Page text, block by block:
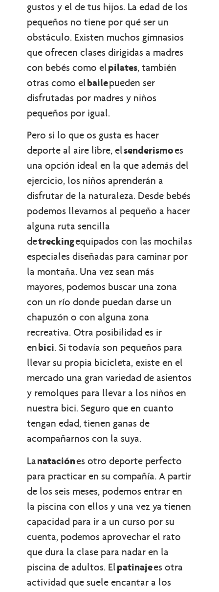
gustos y el de tus hijos. La edad de los
pequeños no tiene por qué ser un
obstáculo. Existen muchos gimnasios
que ofrecen clases dirigidas a madres
con bebés como elpilates, también
otras como elbailepueden ser
disfrutadas por madres y niños
pequeños por igual.
Pero si lo que os gusta es hacer
deporte al aire libre, elsenderismoes
una opción ideal en la que además del
ejercicio, los niños aprenderán a
disfrutar de la naturaleza. Desde bebés
podemos llevarnos al pequeño a hacer
alguna ruta sencilla
detreckingequipados con las mochilas
especiales diseñadas para caminar por
la montaña. Una vez sean más
mayores, podemos buscar una zona
con un río donde puedan darse un
chapuzón o con alguna zona
recreativa. Otra posibilidad es ir
enbici. Si todavía son pequeños para
llevar su propia bicicleta, existe en el
mercado una gran variedad de asientos
y remolques para llevar a los niños en
nuestra bici. Seguro que en cuanto
tengan edad, tienen ganas de
acompañarnos con la suya.
Lanataciónes otro deporte perfecto
para practicar en su compañía. A partir
de los seis meses, podemos entrar en
la piscina con ellos y una vez ya tienen
capacidad para ir a un curso por su
cuenta, podemos aprovechar el rato
que dura la clase para nadar en la
piscina de adultos. Elpatinajees otra
actividad que suele encantar a los